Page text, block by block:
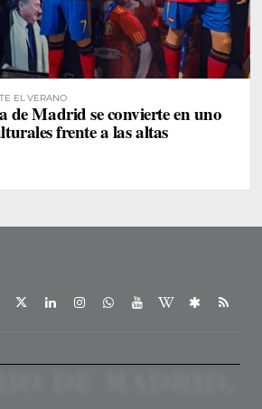
EL VERANO
de Madrid se convierte en uno
frente a las altas